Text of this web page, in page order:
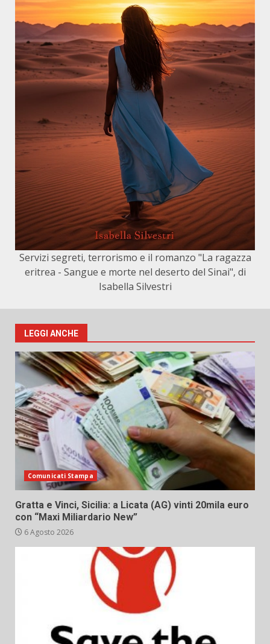
Servizi segreti, terrorismo e il romanzo "La ragazza
eritrea - Sangue e morte nel deserto del Sinai", di
Isabella Silvestri
LEGGI ANCHE
Comunicati Stampa
Gratta e Vinci, Sicilia: a Licata (AG) vinti 20mila euro
con “Maxi Miliardario New”
6 Agosto 2026